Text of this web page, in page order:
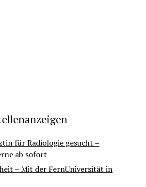
für Radiologie gesucht –
ab sofort
– Mit der FernUniversität in